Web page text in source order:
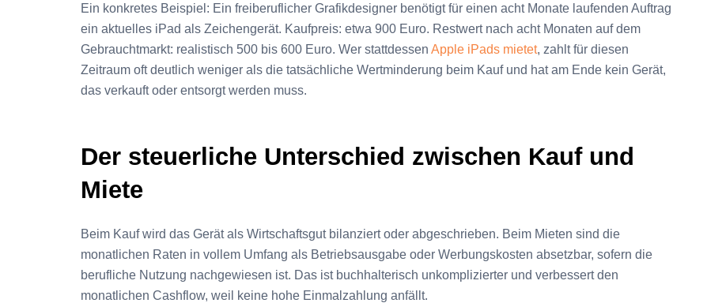
Ein konkretes Beispiel: Ein freiberuflicher Grafikdesigner benötigt für einen acht Monate laufenden Auftrag
ein aktuelles iPad als Zeichengerät. Kaufpreis: etwa 900 Euro. Restwert nach acht Monaten auf dem
Gebrauchtmarkt: realistisch 500 bis 600 Euro. Wer stattdessen Apple iPads mietet, zahlt für diesen
Zeitraum oft deutlich weniger als die tatsächliche Wertminderung beim Kauf und hat am Ende kein Gerät,
das verkauft oder entsorgt werden muss.
Der steuerliche Unterschied zwischen Kauf und
Miete
Beim Kauf wird das Gerät als Wirtschaftsgut bilanziert oder abgeschrieben. Beim Mieten sind die
monatlichen Raten in vollem Umfang als Betriebsausgabe oder Werbungskosten absetzbar, sofern die
berufliche Nutzung nachgewiesen ist. Das ist buchhalterisch unkomplizierter und verbessert den
monatlichen Cashflow, weil keine hohe Einmalzahlung anfällt.